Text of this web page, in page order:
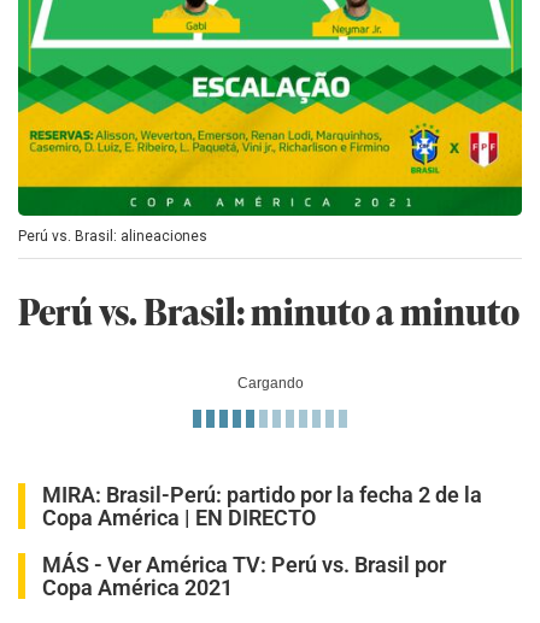
Perú vs. Brasil: alineaciones
Perú vs. Brasil: minuto a minuto
Cargando
MIRA: Brasil-Perú: partido por la fecha 2 de la
Copa América | EN DIRECTO
MÁS - Ver América TV: Perú vs. Brasil por
Copa América 2021